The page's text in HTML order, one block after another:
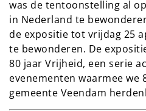
was de tentoonstelling al
in Nederland te
de expositie tot vrijdag 25
te bewonderen. De
80 jaar Vrijheid, een serie
evenementen waarmee we
gemeente Veendam